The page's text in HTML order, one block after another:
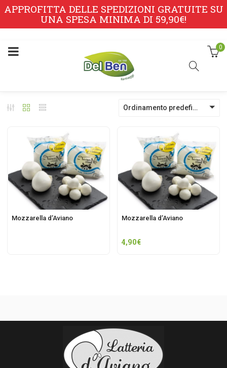
APPROFITTA DELLE SPEDIZIONI GRATUITE SU
UNA SPESA MINIMA DI 59,90€!
0
Ordinamento predefinito
Mozzarella d’Aviano Mozzarella d’Aviano
4,90€